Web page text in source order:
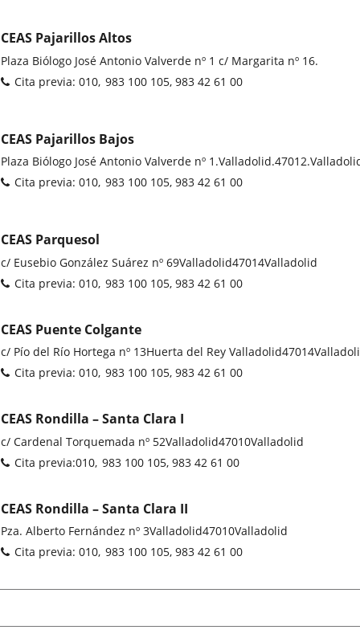
CEAS Pajarillos Altos
Dirección
postal
Plaza Biólogo José Antonio Valverde nº 1 c/ Margarita nº 16.
Teléfonos
Cita previa: 010 983 100 105, 983 42 61 00
CEAS Pajarillos Bajos
Dirección
postal
Plaza Biólogo José Antonio Valverde nº 1.Valladolid.47012.
Teléfonos
Cita previa: 010 983 100 105, 983 42 61 00
CEAS Parquesol
Dirección
postal
c/ Eusebio González Suárez nº 69Valladolid47014Valladolid
Teléfonos
Cita previa: 010 983 100 105, 983 42 61 00
CEAS Puente Colgante
Dirección
postal
c/ Pío del Río Hortega nº 13Huerta del Rey Valladolid47014
Teléfonos
Cita previa: 010 983 100 105, 983 42 61 00
CEAS Rondilla – Santa Clara I
Dirección
postal
c/ Cardenal Torquemada nº 52Valladolid47010Valladolid
Teléfonos
Cita previa:010 983 100 105, 983 42 61 00
CEAS Rondilla – Santa Clara II
Dirección
postal
Pza. Alberto Fernández nº 3Valladolid47010Valladolid
Teléfonos
Cita previa: 010 983 100 105, 983 42 61 00